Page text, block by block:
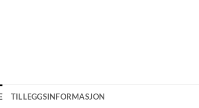
TILLEGGSINFORMASJON